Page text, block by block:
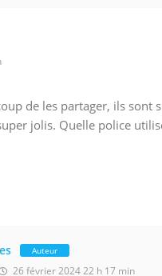
de les partager, ils sont
jolis. Quelle police
Auteur
26 février 2024 22 h 17 min